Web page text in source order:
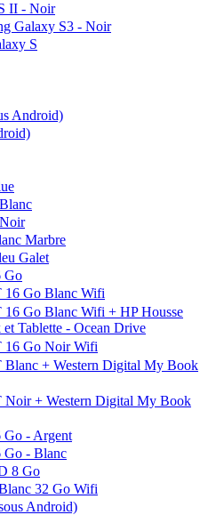
II - Noir
Galaxy S3 - Noir
S
Android)
Marbre
Galet
Go
16 Go Blanc Wifi
Go Blanc Wifi + HP Housse
Tablette - Ocean Drive
16 Go Noir Wifi
Blanc + Western Digital My Book
Noir + Western Digital My Book
Go - Argent
Go - Blanc
8 Go
32 Go Wifi
Android)